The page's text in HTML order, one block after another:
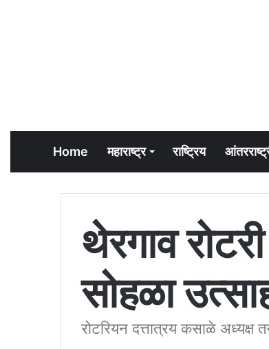
Home महाराष्ट्र राष्ट्रिय
थेरगाव
सोहळा
रोटरियन दत्तात्रय कसाळे अध्यक्ष